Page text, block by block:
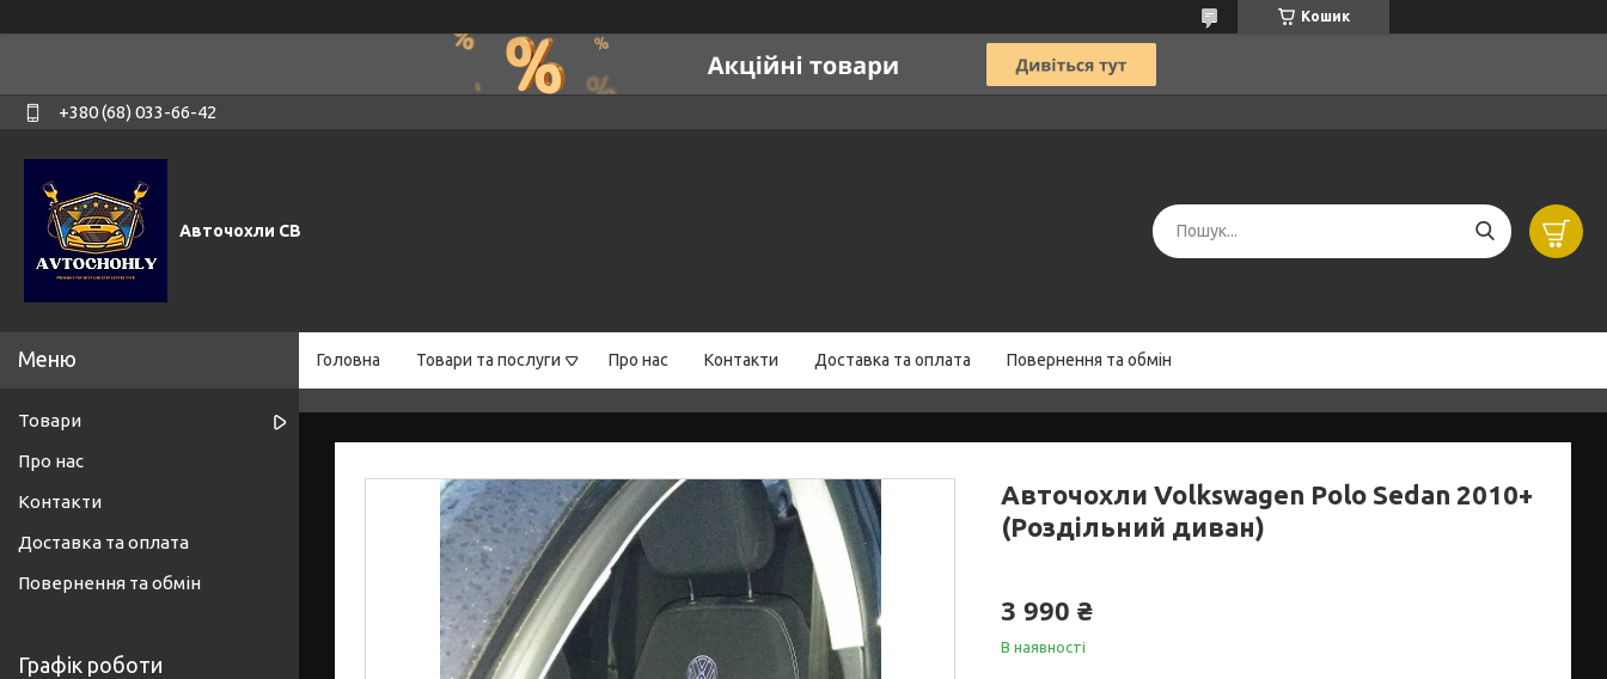
Кошик
+380 (68) 033-66-42
Авточохли СВ
Головна Товари та послуги Про нас Контакти Доставка та оплата Повернення та обмін
Авточохли Volkswagen Polo Sedan 2010+
(Роздільний диван)
3 990 ₴
В наявності
Товари
Про нас
Контакти
Доставка та оплата
Повернення та обмін
Графік роботи